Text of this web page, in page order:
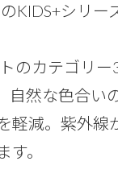
のKIDS+シリ
のカテゴリ
自然な色合い
軽減。紫外線
。